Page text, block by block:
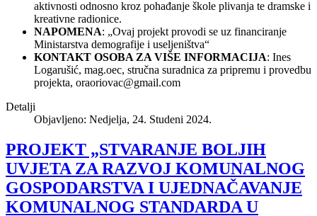
aktivnosti odnosno kroz pohađanje škole plivanja te dramske i
kreativne radionice.
NAPOMENA: „Ovaj projekt provodi se uz financiranje
Ministarstva demografije i useljeništva“
KONTAKT OSOBA ZA VIŠE INFORMACIJA: Ines
Logarušić, mag.oec, stručna suradnica za pripremu i provedbu
projekta, oraoriovac@gmail.com
Detalji
Objavljeno: Nedjelja, 24. Studeni 2024.
PROJEKT „STVARANJE BOLJIH
UVJETA ZA RAZVOJ KOMUNALNOG
GOSPODARSTVA I UJEDNAČAVANJE
KOMUNALNOG STANDARDA U